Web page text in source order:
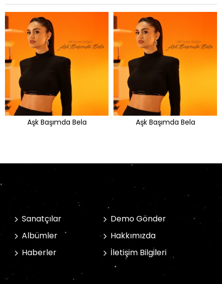
Aşk Başımda Bela Aşk Başımda Bela
Sanatçılar
Albümler
Haberler
Demo Gönder
Hakkımızda
İletişim Bilgileri